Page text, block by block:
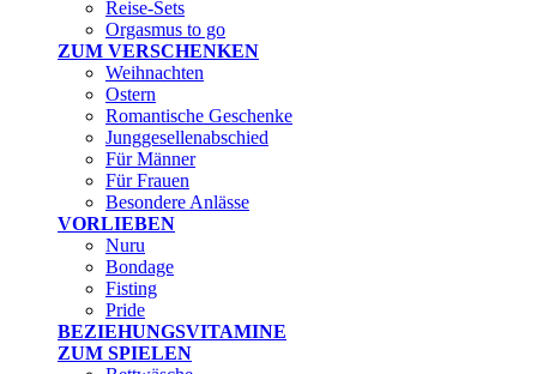
Reise-Sets
Orgasmus to go
ZUM VERSCHENKEN
Weihnachten
Ostern
Romantische Geschenke
Junggesellenabschied
Für Männer
Für Frauen
Besondere Anlässe
VORLIEBEN
Nuru
Bondage
Fisting
Pride
BEZIEHUNGSVITAMINE
ZUM SPIELEN